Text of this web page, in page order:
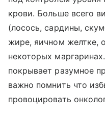
крови. Больше всего
(лосось, сардины,
жире, яичном желтке,
некоторых
покрывает разумное
важно помнить что
провоцировать